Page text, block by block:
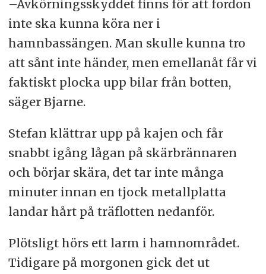
–Avkörningsskyddet finns för att fordon
inte ska kunna köra ner i
hamnbassängen. Man skulle kunna tro
att sånt inte händer, men emellanåt får vi
faktiskt plocka upp bilar från botten,
säger Bjarne.
Stefan klättrar upp på kajen och får
snabbt igång lågan på skärbrännaren
och börjar skära, det tar inte många
minuter innan en tjock metallplatta
landar hårt på träflotten nedanför.
Plötsligt hörs ett larm i hamnområdet.
Tidigare på morgonen gick det ut